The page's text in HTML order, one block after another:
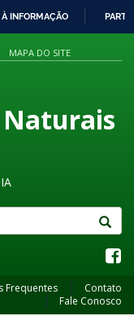
INFORMAÇÃO
MAPA DO SITE
Naturais
Frequentes
Contato
Fale Conosco